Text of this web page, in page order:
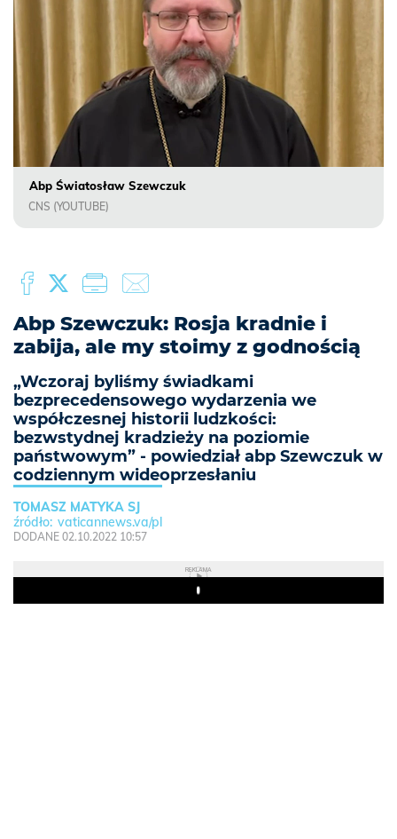
Abp Światosław Szewczuk
CNS (YOUTUBE)
Abp Szewczuk: Rosja kradnie i
zabija, ale my stoimy z godnością
„Wczoraj byliśmy świadkami
bezprecedensowego wydarzenia we
współczesnej historii ludzkości:
bezwstydnej kradzieży na poziomie
państwowym” - powiedział abp Szewczuk w
codziennym wideoprzesłaniu
TOMASZ MATYKA SJ
vaticannews.va/pl
DODANE 02.10.2022 10:57
REKLAMA
Play